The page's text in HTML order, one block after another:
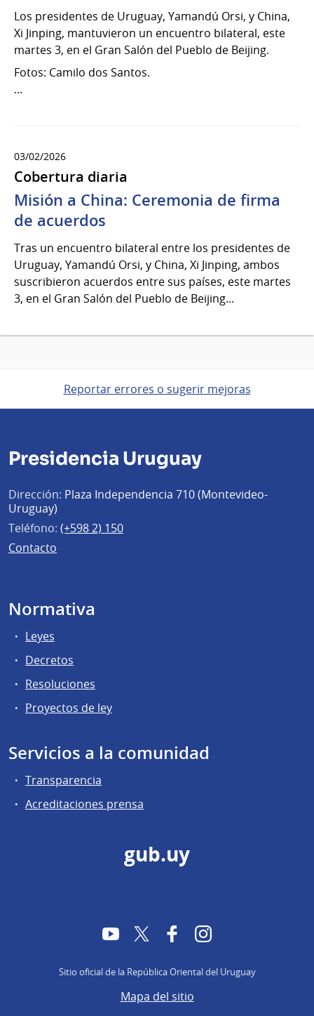
Los presidentes de Uruguay, Yamandú Orsi, y China,
Xi Jinping, mantuvieron un encuentro bilateral, este
martes 3, en el Gran Salón del Pueblo de Beijing.
Fotos: Camilo dos Santos.
...
03/02/2026
Cobertura diaria
Misión a China: Ceremonia de firma
de acuerdos
Tras un encuentro bilateral entre los presidentes de
Uruguay, Yamandú Orsi, y China, Xi Jinping, ambos
suscribieron acuerdos entre sus países, este martes
3, en el Gran Salón del Pueblo de Beijing...
Reportar errores o sugerir mejoras
Presidencia Uruguay
Dirección: Plaza Independencia 710 (Montevideo-
Uruguay)
Teléfono: (+598 2) 150
Contacto
Normativa
Leyes
Decretos
Resoluciones
Proyectos de ley
Servicios a la comunidad
Transparencia
Acreditaciones prensa
gub.uy
YouTubeTwitter FacebookInstagram
Sitio oficial de la República Oriental del Uruguay
Mapa del sitio